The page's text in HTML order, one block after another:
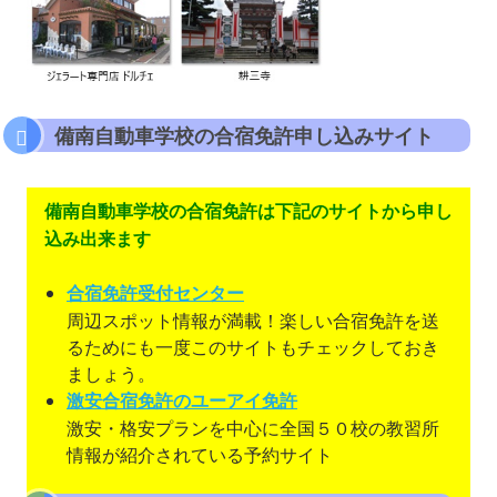
備南自動車学校の合宿免許申し込みサイト
備南自動車学校の合宿免許は下記のサイトから申し
込み出来ます
合宿免許受付センター
周辺スポット情報が満載！楽しい合宿免許を送
るためにも一度このサイトもチェックしておき
ましょう。
激安合宿免許のユーアイ免許
激安・格安プランを中心に全国５０校の教習所
情報が紹介されている予約サイト